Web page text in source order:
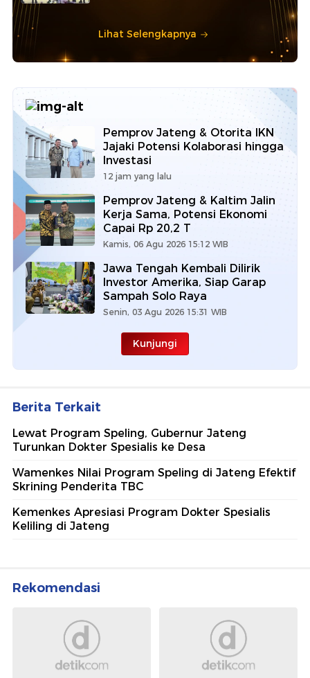
Lihat Selengkapnya
Pemprov Jateng & Otorita IKN
Jajaki Potensi Kolaborasi hingga
Investasi
12 jam yang lalu
Pemprov Jateng & Kaltim Jalin
Kerja Sama, Potensi Ekonomi
Capai Rp 20,2 T
Kamis, 06 Agu 2026 15:12 WIB
Jawa Tengah Kembali Dilirik
Investor Amerika, Siap Garap
Sampah Solo Raya
Senin, 03 Agu 2026 15:31 WIB
Kunjungi
Berita Terkait
Lewat Program Speling, Gubernur Jateng
Turunkan Dokter Spesialis ke Desa
Wamenkes Nilai Program Speling di Jateng Efektif
Skrining Penderita TBC
Kemenkes Apresiasi Program Dokter Spesialis
Keliling di Jateng
Rekomendasi